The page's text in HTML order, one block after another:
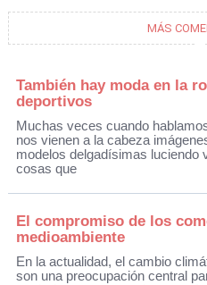
MÁS
También hay moda en la
deportivos
Muchas veces cuando
nos vienen a la cabeza
modelos delgadísimas luciendo
cosas que
El compromiso de los
medioambiente
En la actualidad, el cambio
son una preocupación central